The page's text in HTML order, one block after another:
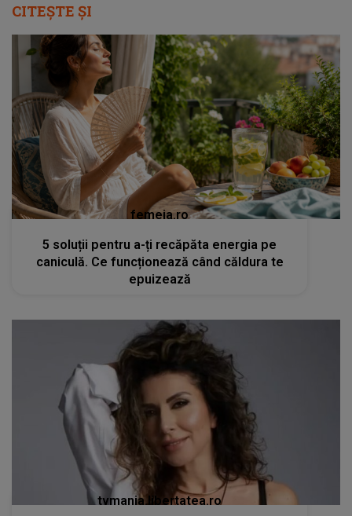
CITEȘTE ȘI
femeia.ro
5 soluții pentru a-ți recăpăta energia pe
caniculă. Ce funcționează când căldura te
epuizează
tvmania.libertatea.ro